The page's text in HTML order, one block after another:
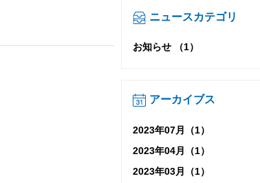
ニュースカテゴリ
お知らせ （1）
アーカイブス
2023年07月（1）
2023年04月（1）
2023年03月（1）